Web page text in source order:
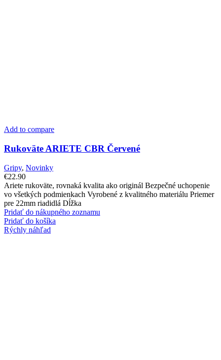
Add to compare
Rukoväte ARIETE CBR Červené
Gripy, Novinky
€22.90
Ariete rukoväte, rovnaká kvalita ako originál Bezpečné uchopenie
vo všetkých podmienkach Vyrobené z kvalitného materiálu Priemer
pre 22mm riadidlá Dĺžka
Pridať do nákupného zoznamu
Pridať do košíka
Rýchly náhľad